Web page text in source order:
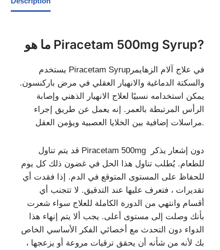
ما هو Piracetam 500mg Syrup?
يستخدم Piracetam Syrupفي علاج آلام الزهايمر
والسكتة الدماغية والانهيار العقلي في مرض باركنسون.
يمكن استخدامه نسبيًا لعلاج الانهيار الذهني وإصابة
الرأس المرتبطة بالعمر. إنه يعمل عن طريق إجراء
مراسلات إضافية بين الخلايا العصبية ويؤمن العقل.
قد يتم تناول Piracetam 500mg دون إشعار يذكر
للطعام. يُطلب تناول هذا الحل في غضون ذلك كل يوم
للحفاظ على المستوى المتوقع في الدم. إذا فقدت أي
تقديرات ، فتعرف عليها عند التدقيق. لا تتجنب أي
أقسام وانتهي من الدورة الكاملة للعلاج سواء شعرت
بأنك وصلت إلى مستوى أعلى. يجب ألا يتم إنهاء هذا
الدواء دون التحدث مع أخصائي الفكر الأساسي الخاص
بك لأنه من شأنه أن يحقق ترقيات مروعة أو يزعجها ،